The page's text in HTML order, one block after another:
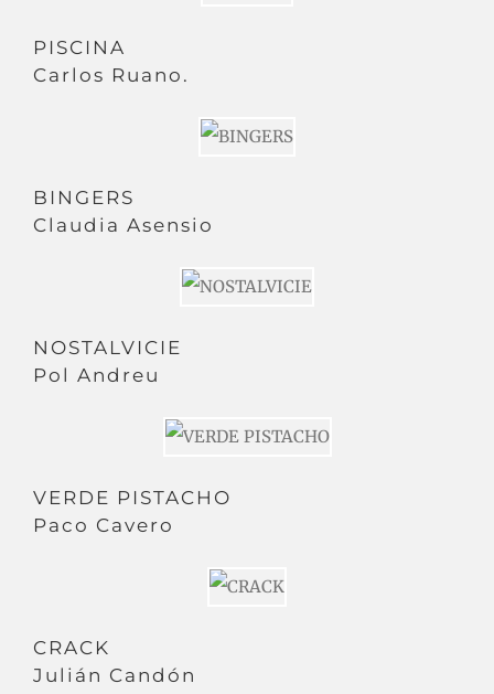
PISCINA
Carlos Ruano.
BINGERS
Claudia Asensio
NOSTALVICIE
Pol Andreu
VERDE PISTACHO
Paco Cavero
CRACK
Julián Candón